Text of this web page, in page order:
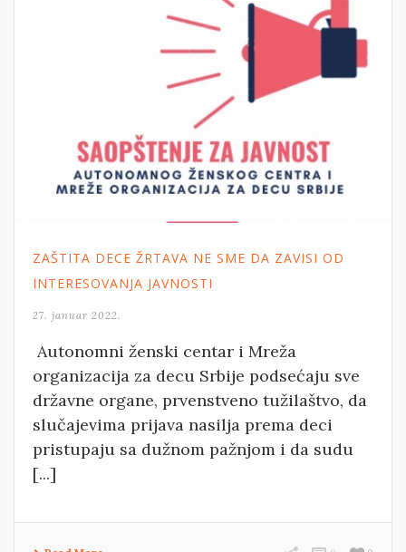
ZAŠTITA DECE ŽRTAVA NE SME DA ZAVISI OD
INTERESOVANJA JAVNOSTI
27. januar 2022.
Autonomni ženski centar i Mreža
organizacija za decu Srbije podsećaju sve
državne organe, prvenstveno tužilaštvo, da
slučajevima prijava nasilja prema deci
pristupaju sa dužnom pažnjom i da sudu
[...]